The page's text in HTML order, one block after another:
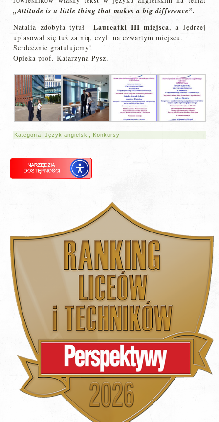
„Attitude is a little thing that makes a big difference”.
Natalia zdobyła tytuł Laureatki III miejsca, a Jędrzej
uplasował się tuż za nią, czyli na czwartym miejscu.
Serdecznie gratulujemy!
Opieka prof. Katarzyna Pysz.
Kategoria:Język angielski Konkursy